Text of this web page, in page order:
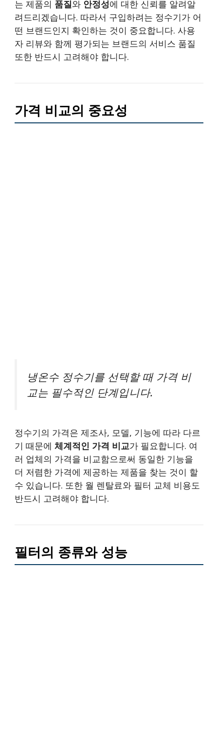
는 제품의 품질와 안정성에 대한 신뢰를 알려알
려드리겠습니다. 따라서 구입하려는 정수기가 어
떤 브랜드인지 확인하는 것이 중요합니다. 사용
자 리뷰와 함께 평가되는 브랜드의 서비스 품질
또한 반드시 고려해야 합니다.
가격 비교의 중요성
냉온수 정수기를 선택할 때 가격 비
교는 필수적인 단계입니다.
정수기의 가격은 제조사, 모델, 기능에 따라 다르
기 때문에 체계적인 가격 비교가 필요합니다. 여
러 업체의 가격을 비교함으로써 동일한 기능을
더 저렴한 가격에 제공하는 제품을 찾는 것이 할
수 있습니다. 또한 월 렌탈료와 필터 교체 비용도
반드시 고려해야 합니다.
필터의 종류와 성능